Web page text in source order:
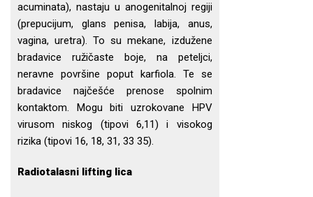
acuminata), nastaju u anogenitalnoj regiji
(prepucijum, glans penisa, labija, anus,
vagina, uretra). To su mekane, izdužene
bradavice ružičaste boje, na peteljci,
neravne površine poput karfiola. Te se
bradavice najčešće prenose spolnim
kontaktom. Mogu biti uzrokovane HPV
virusom niskog (tipovi 6,11) i visokog
rizika (tipovi 16, 18, 31, 33 35).
Radiotalasni lifting lica